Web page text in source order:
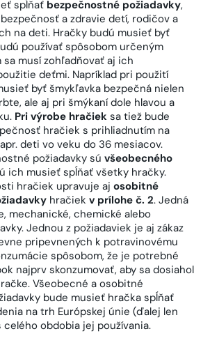
spĺňať bezpečnostné požiadavky,
a zdravie detí, rodičov a
na deti. Hračky budú musieť byť
používať spôsobom určeným
musí zohľadňovať aj ich
deťmi. Napríklad pri použití
byť šmykľavka bezpečná nielen
ale aj pri šmýkaní dole hlavou a
Pri výrobe hračiek sa tiež bude
hračiek s prihliadnutím na
deti vo veku do 36 mesiacov.
požiadavky sú všeobecného
ich musieť spĺňať všetky hračky.
hračiek upravuje aj osobitné
hračiek v prílohe č. 2. Jedná
mechanické, chemické alebo
Jednou z požiadaviek je aj zákaz
pripevnených k potravinovému
spôsobom, že je potrebné
najprv skonzumovať, aby sa dosiahol
Všeobecné a osobitné
bude musieť hračka spĺňať
na trh Európskej únie (ďalej len
celého obdobia jej používania.